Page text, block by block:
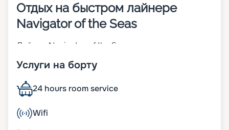
Отдых на быстром лайнере
Navigator of the Seas
Лайнер Navigator of the Seas – это круизное
отдыха как активной молодежи, так и семей с
верфи Турку в Финляндии. В 2019 году проведена
его модернизация. На судне 1 636 кают, которые
размещены на 8 жилых палубах. В них можно
заселить 3 926 человек. Другие особенности
Услуги на борту
24 hours room service
Wifi